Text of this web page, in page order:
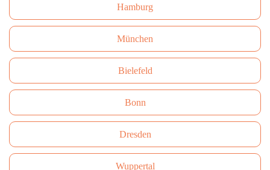
Hamburg
München
Bielefeld
Bonn
Dresden
Wuppertal